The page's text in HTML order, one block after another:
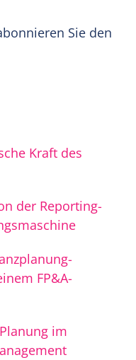
Sie den
Kraft des
der Reporting-
FP&A-
im